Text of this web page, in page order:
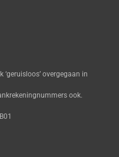
‘geruisloos’ overgegaan in
ook.